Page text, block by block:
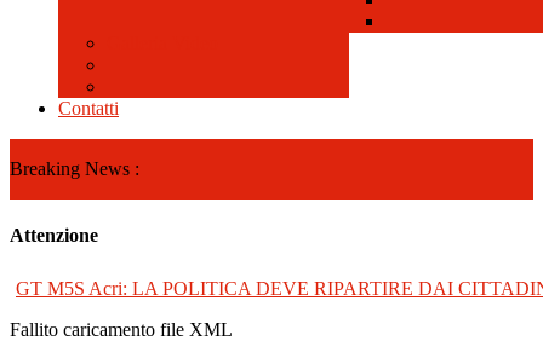
Contatti
Breaking News :
GT M5S Acri: LA POLITICA DEVE RIPARTIRE DAI
Attenzione
Fallito caricamento file XML